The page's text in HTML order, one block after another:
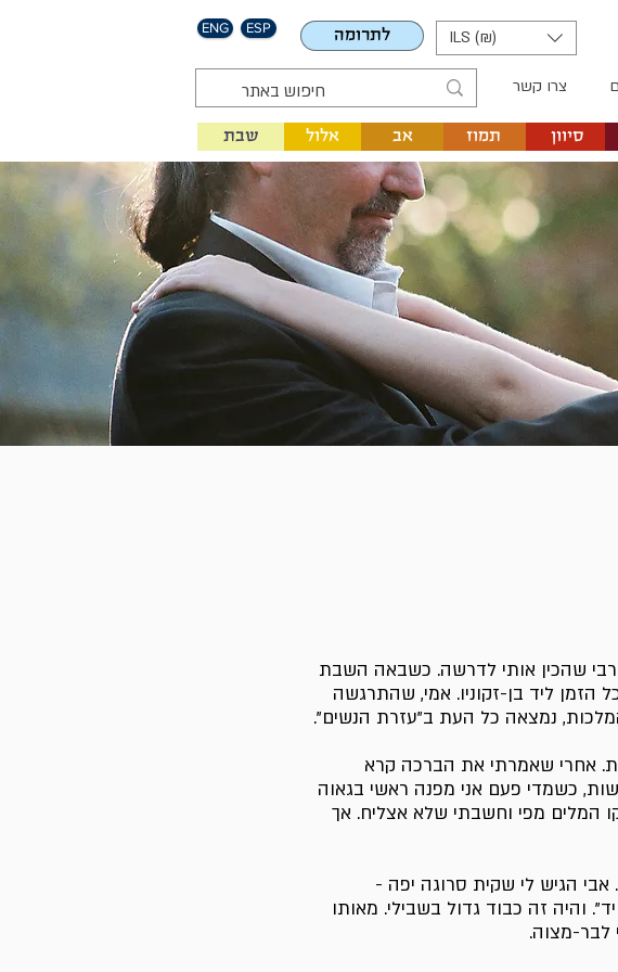
ENG ESP לתרומה ILS (₪)
צרו קשר
אלול שבת תמוז אב סיוון
שהכין אותי לדרשה. כשבאה השבת
הזמן ליד בן-זקוניו. אמי, שהתרגשה
נמצאה כל העת ב"עזרת הנשים".
אחרי שאמרתי את הברכה קרא
כשמדי פעם אני מפנה ראשי בגאוה
מפי וחשבתי שלא אצליח. אך
אבי הגיש לי שקית סרוגה יפה -
והיה זה כבוד גדול בשבילי. מאותו
לבר-מצוה.